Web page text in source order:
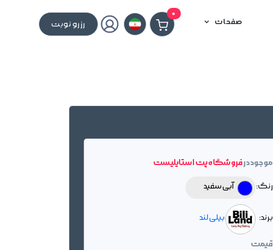
0
رزرو نوبت صفحات
موجود درفروشگاه پت استایلیست
رنگ: آبی سفید
برند: بیلی لند
قیمت